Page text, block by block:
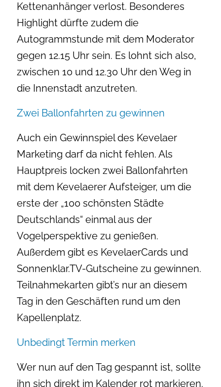
Kettenanhänger verlost. Besonderes
Highlight dürfte zudem die
Autogrammstunde mit dem Moderator
gegen 12.15 Uhr sein. Es lohnt sich also,
zwischen 10 und 12.30 Uhr den Weg in
die Innenstadt anzutreten.
Zwei Ballonfahrten zu gewinnen
Auch ein Gewinnspiel des Kevelaer
Marketing darf da nicht fehlen. Als
Hauptpreis locken zwei Ballonfahrten
mit dem Kevelaerer Aufsteiger, um die
erste der „100 schönsten Städte
Deutschlands“ einmal aus der
Vogelperspektive zu genießen.
Außerdem gibt es KevelaerCards und
Sonnenklar.TV-Gutscheine zu gewinnen.
Teilnahmekarten gibt’s nur an diesem
Tag in den Geschäften rund um den
Kapellenplatz.
Unbedingt Termin merken
Wer nun auf den Tag gespannt ist, sollte
ihn sich direkt im Kalender rot markieren.